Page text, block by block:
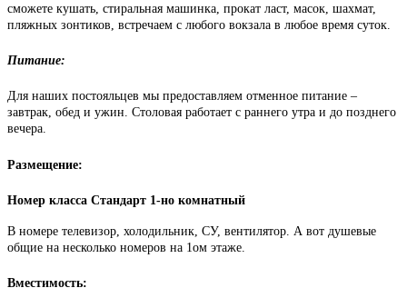
сможете кушать, стиральная машинка, прокат ласт, масок, шахмат,
пляжных зонтиков, встречаем с любого вокзала в любое время суток.
Питание:
Для наших постояльцев мы предоставляем отменное питание –
завтрак, обед и ужин. Столовая работает с раннего утра и до позднего
вечера.
Размещение:
Номер класса Стандарт 1-но комнатный
В номере телевизор, холодильник, СУ, вентилятор. А вот душевые
общие на несколько номеров на 1ом этаже.
Вместимость: